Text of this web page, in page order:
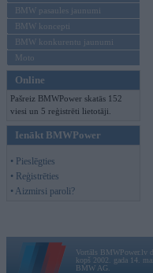
BMW pasaules jaunumi
BMW koncepti
BMW konkurentu jaunumi
Moto
Online
Pašreiz BMWPower skatās 152
viesi un 5 reģistrēti lietotāji.
Ienākt BMWPower
• Pieslēgties
• Reģistrēties
• Aizmirsi paroli?
Vortāls BMWPower.lv
kopš 2002. gada 14.
BMW AG.